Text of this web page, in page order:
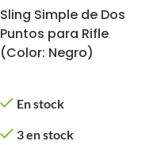
Sling Simple de Dos
Puntos para Rifle
(Color: Negro)
En stock
3 en stock